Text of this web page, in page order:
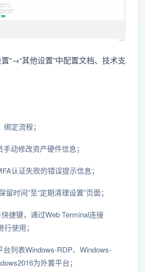
”→“其他设置”中配置文档、技术支
定流程；
动修改资产硬件信息；
认证失败的错误提示信息；
留时间”至“定期清理设置”页面；
捷键，通过Web Terminal连接
使用；
台列表Windows-RDP、Windows-
为外置平台；